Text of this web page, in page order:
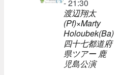
- 21:30
渡辺翔太
(Pf)×Marty
Holoubek(Ba)
四十七都道府
県ツアー 鹿
児島公演